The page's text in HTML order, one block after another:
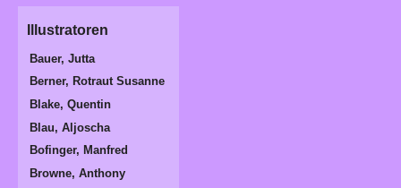
Illustratoren
Bauer, Jutta
Berner, Rotraut Susanne
Blake, Quentin
Blau, Aljoscha
Bofinger, Manfred
Browne, Anthony